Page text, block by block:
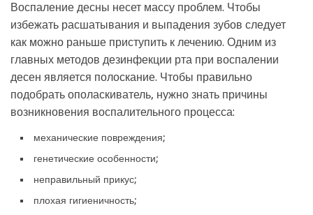
Воспаление десны несет массу проблем. Чтобы
избежать расшатывания и выпадения зубов следует
как можно раньше приступить к лечению. Одним из
главных методов дезинфекции рта при воспалении
десен является полоскание. Чтобы правильно
подобрать ополаскиватель, нужно знать причины
возникновения воспалительного процесса:
механические повреждения;
генетические особенности;
неправильный прикус;
плохая гигиеничность;